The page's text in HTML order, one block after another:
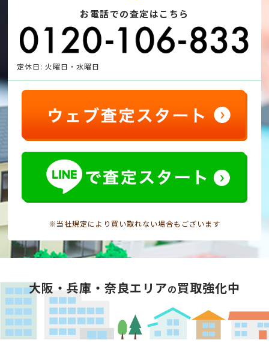
お電話での査定はこちら
定休日: 火曜日・水曜日
※当社規定により買い取れない場合もございます
大阪・兵庫・奈良エリアの買取強化中